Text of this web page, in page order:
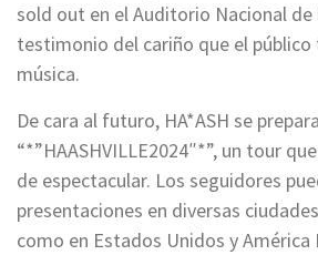
sold out en el Auditorio Nacional de
testimonio del cariño que el público
música.
De cara al futuro, HA*ASH se
“*”HAASHVILLE2024″*”, un tour
de espectacular. Los seguidores
presentaciones en diversas
como en Estados Unidos y América